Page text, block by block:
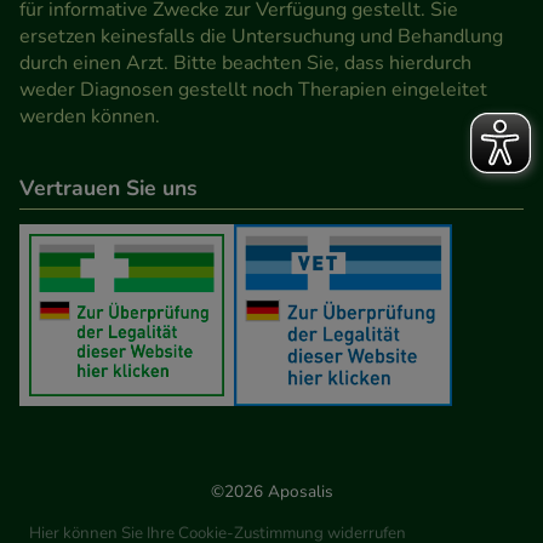
Werbung auf Drittseiten möglichst relevant für Sie
zu gestalten. Bitte beachten Sie, dass Daten hierfür
teilweise an Dritte wie z.B. Google oder soziale
Medien übertragen werden.
für informative Zwecke zur Verfügung gestellt. Sie
ersetzen keinesfalls die Untersuchung und Behandlung
durch einen Arzt. Bitte beachten Sie, dass hierdurch
weder Diagnosen gestellt noch Therapien eingeleitet
werden können.
Vertrauen Sie uns
©2026 Aposalis
Hier können Sie Ihre Cookie-Zustimmung widerrufen